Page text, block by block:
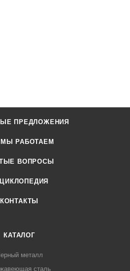
ПРЕДЛОЖЕНИЯ
МЫ РАБОТАЕМ
ВОПРОСЫ
КОНТАКТЫ
КАТАЛОГ
металл
сталь